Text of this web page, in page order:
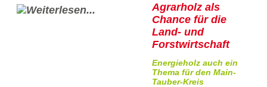
Agrarholz als
Chance für die
Land- und
Forstwirtschaft
Energieholz auch ein
Thema für den Main-
Tauber-Kreis